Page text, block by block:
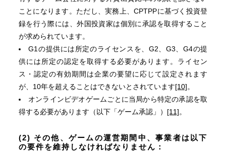
ことになります。ただし、実務上、CPTPPに基づく投資登
録を行う際には、外国投資家は個別に承認を取得すること
が求められています。
G1の提供には所定のライセンスを、G2、G3、G4の提
供には所定の認定を取得する必要があります。ライセン
ス・認定の有効期間は企業の要望に応じて設定されます
が、10年を超えることはできないとされています[10]。
オンラインビデオゲームごとに当局から特定の承認を取
得する必要があります（以下「ゲーム承認」） [11]。
(2) その他、ゲームの運営期間中、事業者は以下
の要件を維持しなければなりません：